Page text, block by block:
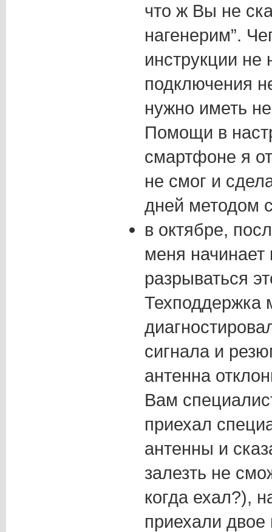
что ж Вы не
нагенерим”.
инструкции не
подключения
нужно иметь
Помощи в
смартфоне я
не смог и
дней методом
в октябре,
меня начинает
разрываться
Техподдержка
сигнала и
антенна
Вам
приехал
антенны и
залезть не
когда ехал?),
приехали